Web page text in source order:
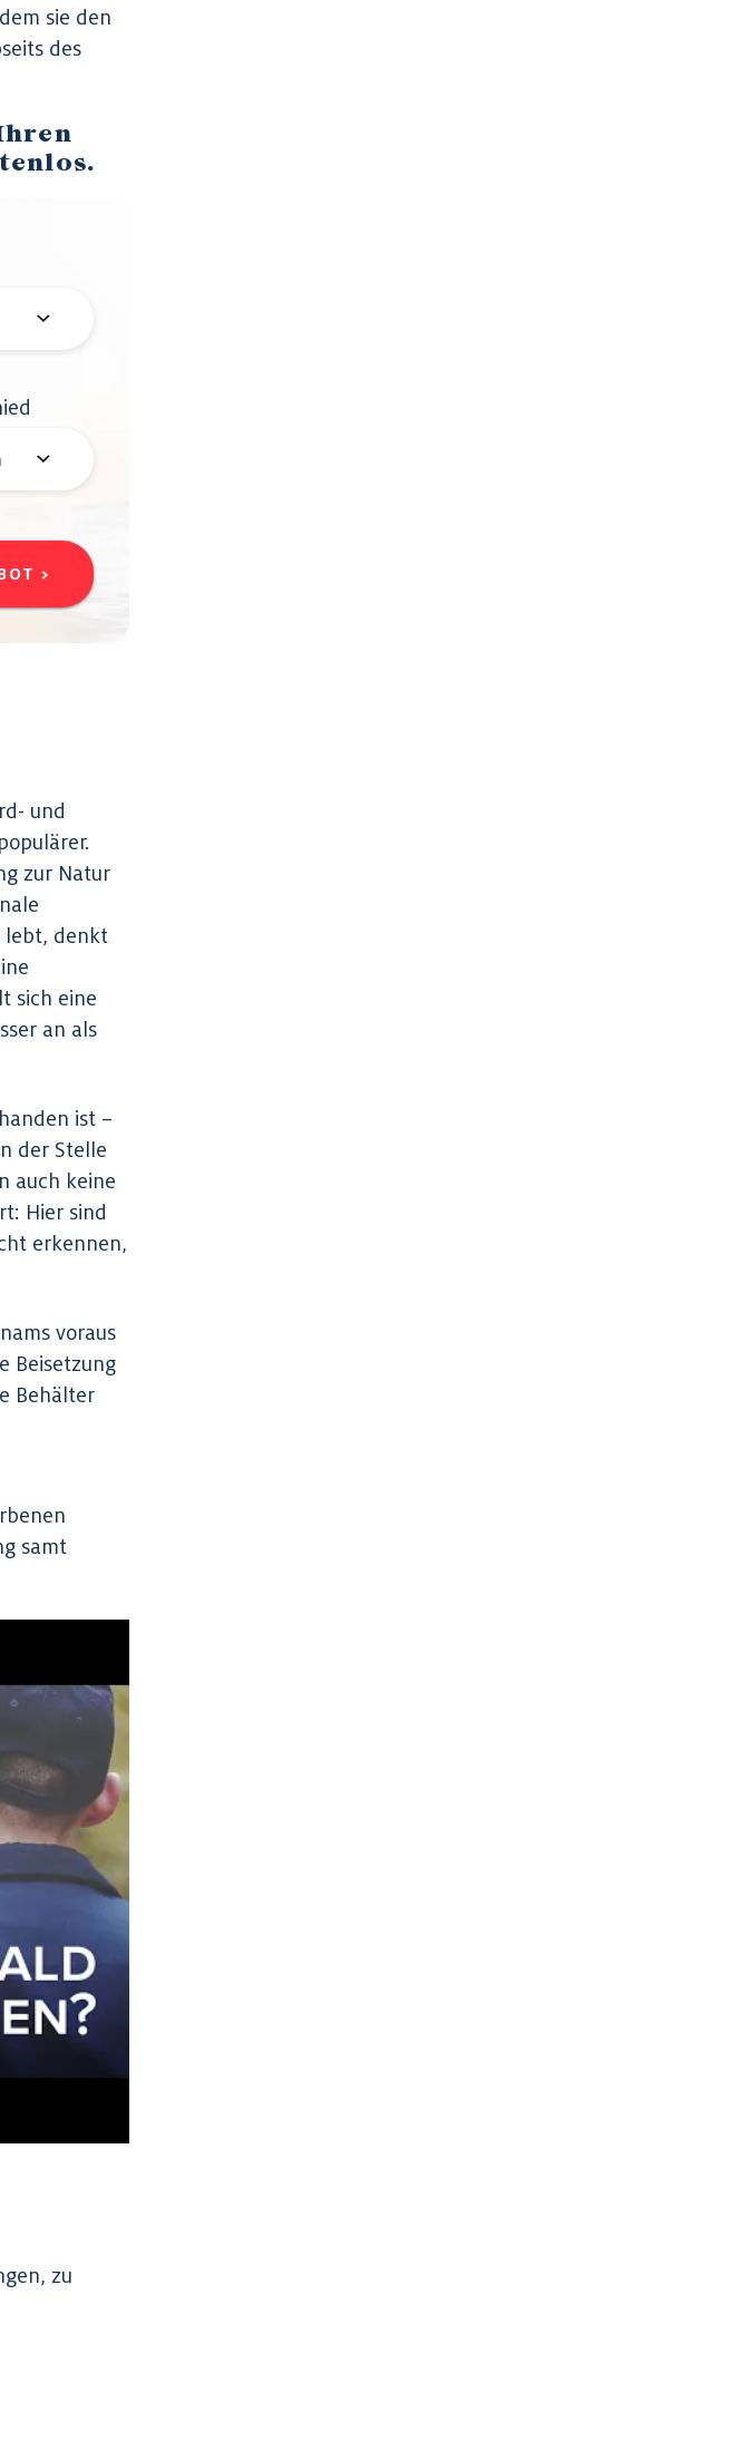
sie den
des
>
und
zur Natur
lebt, denkt
sich eine
an als
ist –
der Stelle
auch keine
Hier sind
erkennen,
voraus
Beisetzung
Behälter
samt
zu